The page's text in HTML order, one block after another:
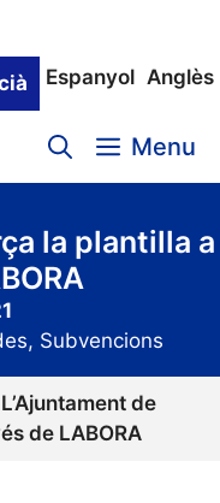
Espanyol Anglès
Menu
la plantilla a
, Subvencions
L’Ajuntament de
de LABORA